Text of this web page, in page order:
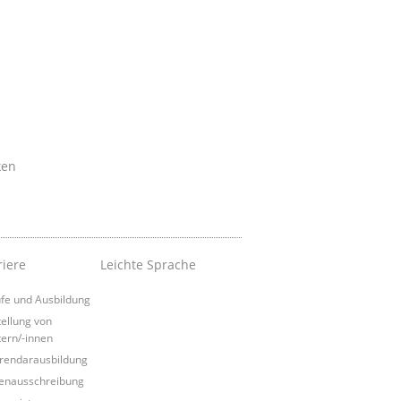
und Ausbildung
von
innen
Leichte Sprache